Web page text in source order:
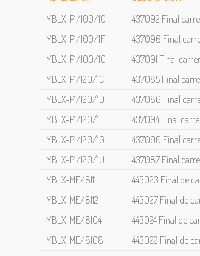
YBLX-P1/100/1C
437092 Final
YBLX-P1/100/1F
437096 Final
YBLX-P1/100/1G
437091 Final
YBLX-P1/120/1C
437085 Final
YBLX-P1/120/1D
437086 Final
YBLX-P1/120/1F
437094 Final
YBLX-P1/120/1G
437090 Final
YBLX-P1/120/1U
437087 Final
YBLX-ME/8111
443023 Final de
YBLX-ME/8112
443027 Final de
YBLX-ME/8104
443024 Final de
YBLX-ME/8108
443022 Final de